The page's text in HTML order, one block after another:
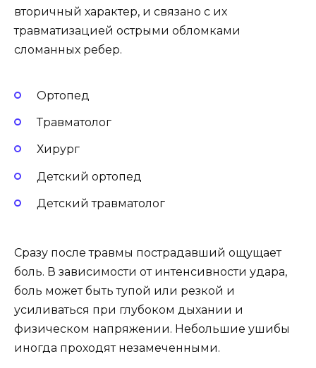
вторичный характер, и связано с их
травматизацией острыми обломками
сломанных ребер.
Ортопед
Травматолог
Хирург
Детский ортопед
Детский травматолог
Сразу после травмы пострадавший ощущает
боль. В зависимости от интенсивности удара,
боль может быть тупой или резкой и
усиливаться при глубоком дыхании и
физическом напряжении. Небольшие ушибы
иногда проходят незамеченными.